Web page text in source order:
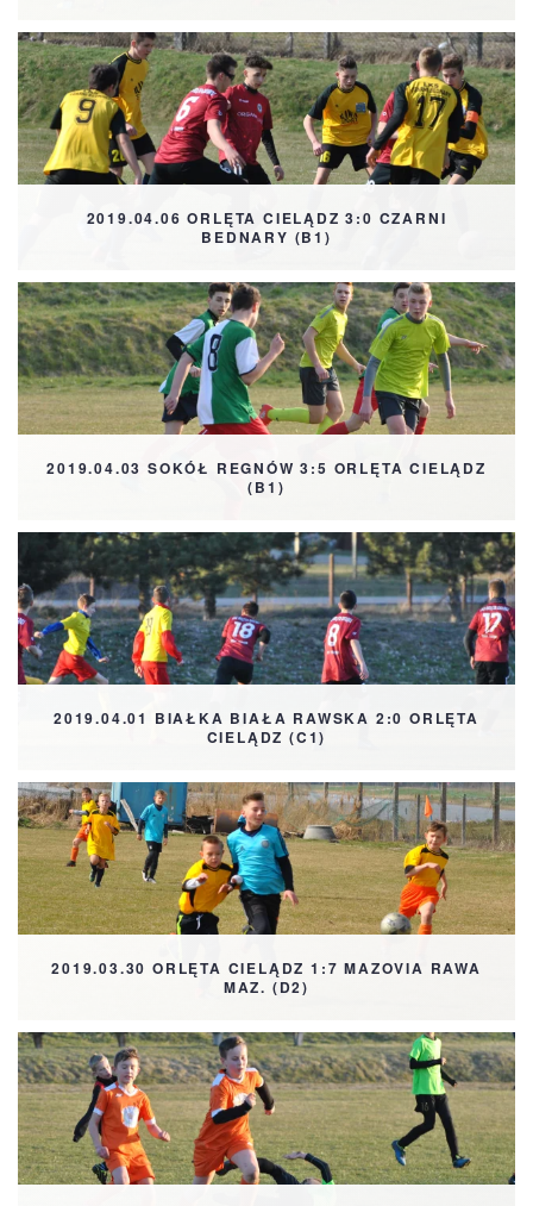
2019.04.06 ORLĘTA CIELĄDZ 3:0 CZARNI
BEDNARY (B1)
2019.04.03 SOKÓŁ REGNÓW 3:5 ORLĘTA CIELĄDZ
(B1)
2019.04.01 BIAŁKA BIAŁA RAWSKA 2:0 ORLĘTA
CIELĄDZ (C1)
2019.03.30 ORLĘTA CIELĄDZ 1:7 MAZOVIA RAWA
MAZ. (D2)